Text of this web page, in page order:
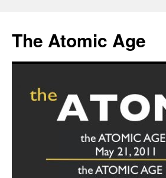
content
The Atomic Age